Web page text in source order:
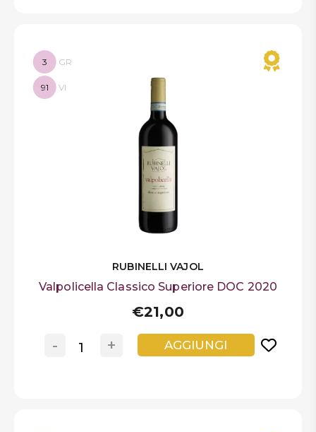
3 GR
91 VI
RUBINELLI VAJOL
Valpolicella Classico Superiore DOC 2020
€21,00
+
- AGGIUNGI